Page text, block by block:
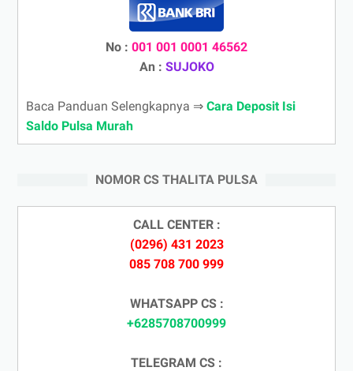
No : 001 001 0001 46562
An : SUJOKO
Baca Panduan Selengkapnya ⇒ Cara Deposit Isi
Saldo Pulsa Murah
NOMOR CS THALITA PULSA
CALL CENTER :
(0296) 431 2023
085 708 700 999
WHATSAPP CS :
+6285708700999
TELEGRAM CS :